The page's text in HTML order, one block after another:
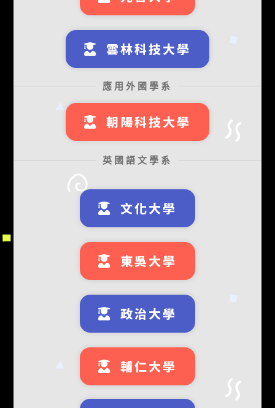
雲林科技大學
應用外國學系
朝陽科技大學
英國語文學系
文化大學
東吳大學
政治大學
輔仁大學